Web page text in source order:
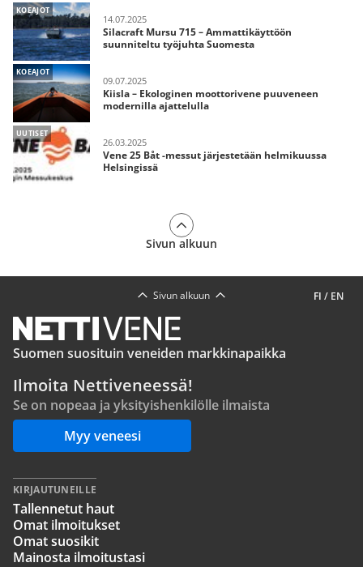
KOEAJOT
14.07.2025
Silacraft Mursu 715 – Ammattikäyttöön
suunniteltu työjuhta Suomesta
KOEAJOT
09.07.2025
Kiisla – Ekologinen moottorivene puuveneen
modernilla ajattelulla
UUTISET
26.03.2025
Vene 25 Båt -messut järjestetään helmikuussa
Helsingissä
Sivun alkuun
FI / EN
Sivun alkuun
Suomen suosituin veneiden markkinapaikka
Ilmoita Nettiveneessä!
Se on nopeaa ja yksityishenkilölle ilmaista
Myy veneesi
KIRJAUTUNEILLE
Tallennetut haut
Omat ilmoitukset
Omat suosikit
Mainosta ilmoitustasi